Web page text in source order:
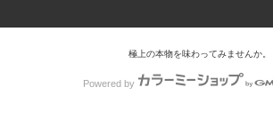
極上の本物を味わってみませんか。
Powered by